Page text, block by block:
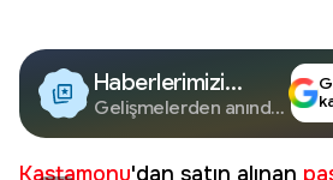
Haberlerimizi
Google'da Takip
Edin
Gelişmelerden anında
Kastamonu'dan satın alınan